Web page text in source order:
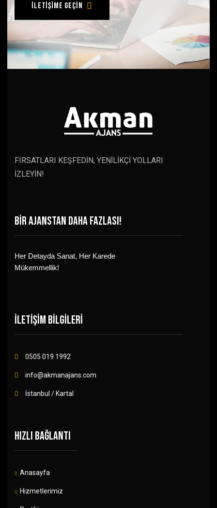
iletişime geçin
FIRSATLARI KEŞFEDİN, YENİLİKÇİ YOLLARI
İZLEYİN!
BİR AJANSTAN DAHA FAZLASI!
Her Detayda Sanat, Her Karede
Mükemmellik!
İLETİŞİM BİLGİLERİ
0505 019 1992
info@akmanajans.com
İstanbul / Kartal
HIZLI BAĞLANTI
Anasayfa
Hizmetlerimiz